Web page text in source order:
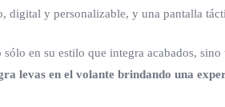
digital y personalizable, y una pantalla
en su estilo que integra acabados, sino
levas en el volante brindando una